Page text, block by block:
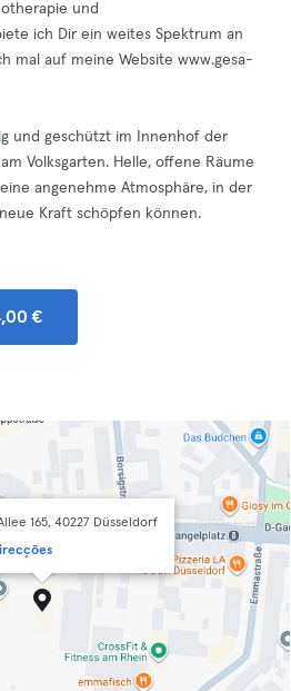
und
ich Dir ein weites Spektrum an
mal auf meine Website www.gesa-
und geschützt im Innenhof der
Volksgarten. Helle, offene Räume
angenehme Atmosphäre, in der
Kraft schöpfen können.
€
165, 40227 Düsseldorf